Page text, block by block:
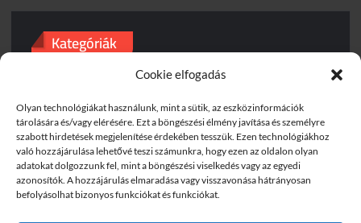
Cookie elfogadás
Olyan technológiákat használunk, mint a sütik, az eszközinformációk
tárolására és/vagy elérésére. Ezt a böngészési élmény javítása és személyre
szabott hirdetések megjelenítése érdekében tesszük. Ezen technológiákhoz
való hozzájárulása lehetővé teszi számunkra, hogy ezen az oldalon olyan
adatokat dolgozzunk fel, mint a böngészési viselkedés vagy az egyedi
azonosítók. A hozzájárulás elmaradása vagy visszavonása hátrányosan
befolyásolhat bizonyos funkciókat és funkciókat.
Kategóriák
Egyéb
Gyorshajtás
Útinform